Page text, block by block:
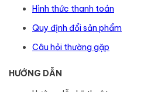
Hình thức thanh toán
Quy định đổi sản phẩm
Câu hỏi thường gặp
HƯỚNG DẪN